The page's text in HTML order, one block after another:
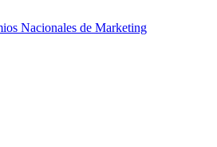
Nacionales de Marketing